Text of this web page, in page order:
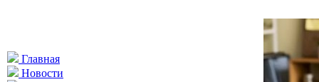
Главная
Новости